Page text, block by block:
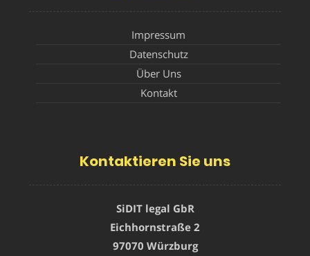
Impressum
Datenschutz
Über Uns
Kontakt
Kontaktieren Sie uns
SiDIT legal GbR
Eichhornstraße 2
97070 Würzburg